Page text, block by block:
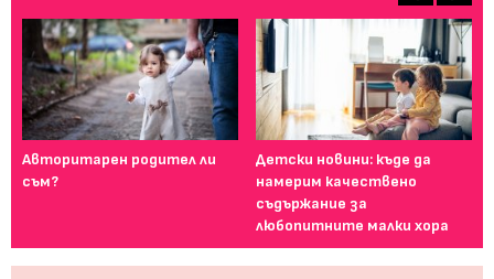
Авторитарен родител ли
съм?
Детски новини: къде да
намерим качествено
съдържание за
любопитните малки хора